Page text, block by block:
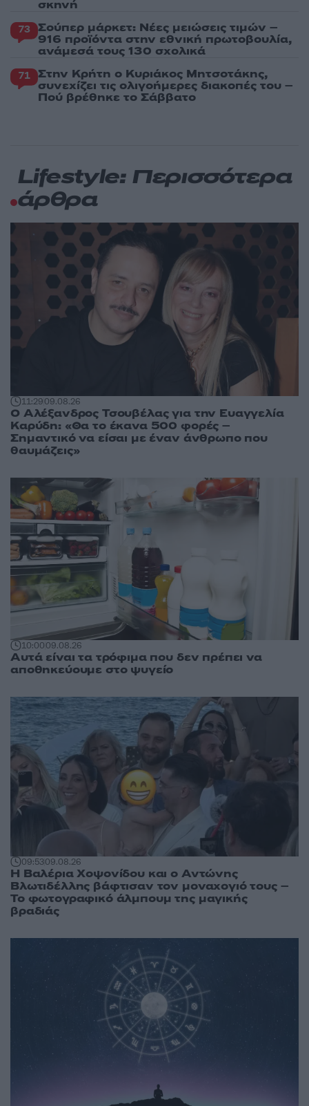
σκηνή
73 Σούπερ μάρκετ: Νέες μειώσεις τιμών –
916 προϊόντα στην εθνική πρωτοβουλία,
ανάμεσά τους 130 σχολικά
71 Στην Κρήτη ο Κυριάκος Μητσοτάκης,
συνεχίζει τις ολιγοήμερες διακοπές του –
Πού βρέθηκε το Σάββατο
Lifestyle: Περισσότερα
άρθρα
11:2909.08.26
Ο Αλέξανδρος Τσουβέλας για την Ευαγγελία
Καρύδη: «Θα το έκανα 500 φορές –
Σημαντικό να είσαι με έναν άνθρωπο που
θαυμάζεις»
10:0009.08.26
Αυτά είναι τα τρόφιμα που δεν πρέπει να
αποθηκεύουμε στο ψυγείο
09:5309.08.26
Η Βαλέρια Χοψονίδου και ο Αντώνης
Βλωτιδέλλης βάφτισαν τον μοναχογιό τους –
Το φωτογραφικό άλμπουμ της μαγικής
βραδιάς